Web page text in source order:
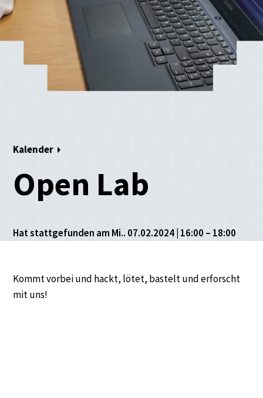
Kalender
Open Lab
Hat stattgefunden am Mi.. 07.02.2024 | 16:00 – 18:00
Kommt vorbei und hackt, lötet, bastelt und erforscht
mit uns!